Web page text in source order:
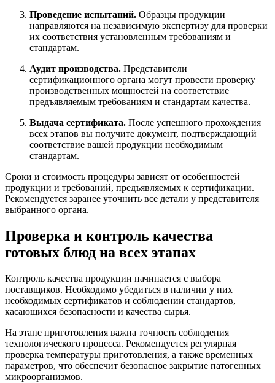
Проведение испытаний. Образцы продукции
направляются на независимую экспертизу для проверки
их соответствия установленным требованиям и
стандартам.
Аудит производства. Представители
сертификационного органа могут провести проверку
производственных мощностей на соответствие
предъявляемым требованиям и стандартам качества.
Выдача сертификата. После успешного прохождения
всех этапов вы получите документ, подтверждающий
соответствие вашей продукции необходимым
стандартам.
Сроки и стоимость процедуры зависят от особенностей
продукции и требований, предъявляемых к сертификации.
Рекомендуется заранее уточнить все детали у представителя
выбранного органа.
Проверка и контроль качества
готовых блюд на всех этапах
Контроль качества продукции начинается с выбора
поставщиков. Необходимо убедиться в наличии у них
необходимых сертификатов и соблюдении стандартов,
касающихся безопасности и качества сырья.
На этапе приготовления важна точность соблюдения
технологического процесса. Рекомендуется регулярная
проверка температуры приготовления, а также временных
параметров, что обеспечит безопасное закрытие патогенных
микроорганизмов.